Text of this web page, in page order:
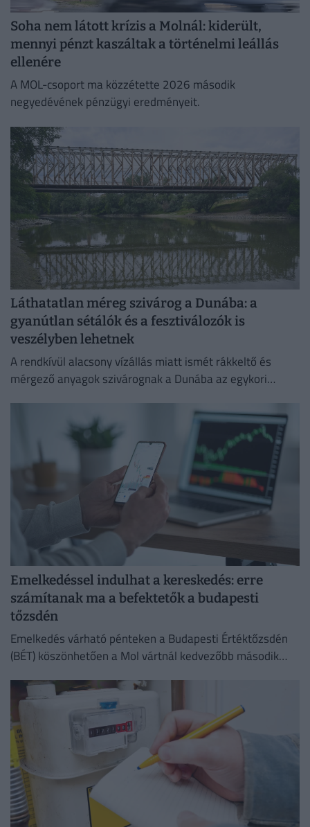
Soha nem látott krízis a Molnál: kiderült,
mennyi pénzt kaszáltak a történelmi leállás
ellenére
A MOL-csoport ma közzétette 2026 második
negyedévének pénzügyi eredményeit.
Láthatatlan méreg szivárog a Dunába: a
gyanútlan sétálók és a fesztiválozók is
veszélyben lehetnek
A rendkívül alacsony vízállás miatt ismét rákkeltő és
mérgező anyagok szivárognak a Dunába az egykori
Emelkedéssel indulhat a kereskedés: erre
számítanak ma a befektetők a budapesti
tőzsdén
Emelkedés várható pénteken a Budapesti Értéktőzsdén
(BÉT) köszönhetően a Mol vártnál kedvezőbb második
elemzője szerint.